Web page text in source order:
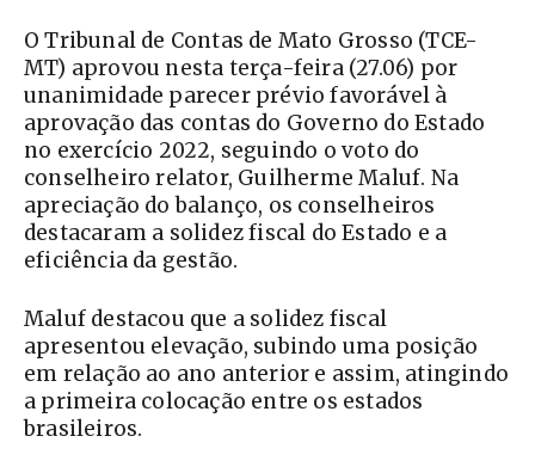
O Tribunal de Contas de Mato Grosso (TCE-
MT) aprovou nesta terça-feira (27.06) por
unanimidade parecer prévio favorável à
aprovação das contas do Governo do Estado
no exercício 2022, seguindo o voto do
conselheiro relator, Guilherme Maluf. Na
apreciação do balanço, os conselheiros
destacaram a solidez fiscal do Estado e a
eficiência da gestão.
Maluf destacou que a solidez fiscal
apresentou elevação, subindo uma posição
em relação ao ano anterior e assim, atingindo
a primeira colocação entre os estados
brasileiros.